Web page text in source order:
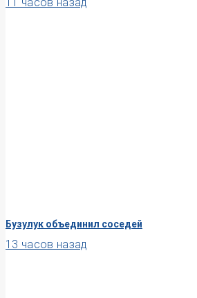
Бузулук объединил соседей
13 часов назад